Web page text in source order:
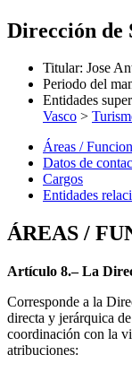
Dirección de
Titular: Jose
Periodo del
Entidades
Vasco >
Áreas /
Datos de
Cargos
Entidades
ÁREAS /
Artículo 8.– La
Corresponde a la
directa y jerárquica
coordinación con la
atribuciones: